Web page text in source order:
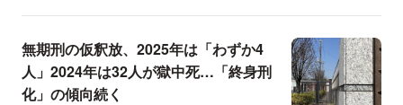
無期刑の仮釈放、2025年は「わずか4
人」2024年は32人が獄中死…「終身刑
化」の傾向続く